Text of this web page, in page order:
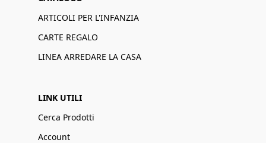
ARTICOLI PER L'INFANZIA
CARTE REGALO
LINEA ARREDARE LA CASA
LINK UTILI
Cerca Prodotti
Account